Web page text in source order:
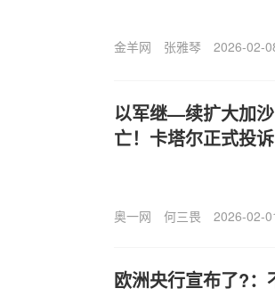
金羊网 张雅琴 2026-02-
以军继—续扩大加
亡！卡塔尔正式投
奥一网 何三畏 2026-02-
欧洲央行宣布了?